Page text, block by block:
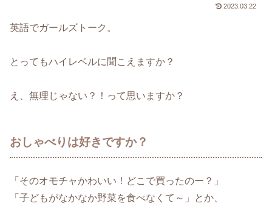
2023.03.22
英語でガールズトーク。
とってもハイレベルに聞こえますか？
え、無理じゃない？！って思いますか？
おしゃべりは好きですか？
「そのオモチャかわいい！どこで買ったのー？」
「子どもがなかなか野菜を食べなくて～」とか、